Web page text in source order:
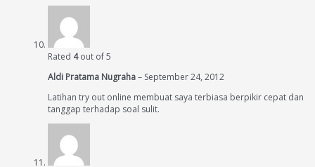
Rated 4out of 5
Aldi Pratama Nugraha– September 24, 2012
Latihan try out online membuat saya terbiasa berpikir cepat dan
tanggap terhadap soal sulit.